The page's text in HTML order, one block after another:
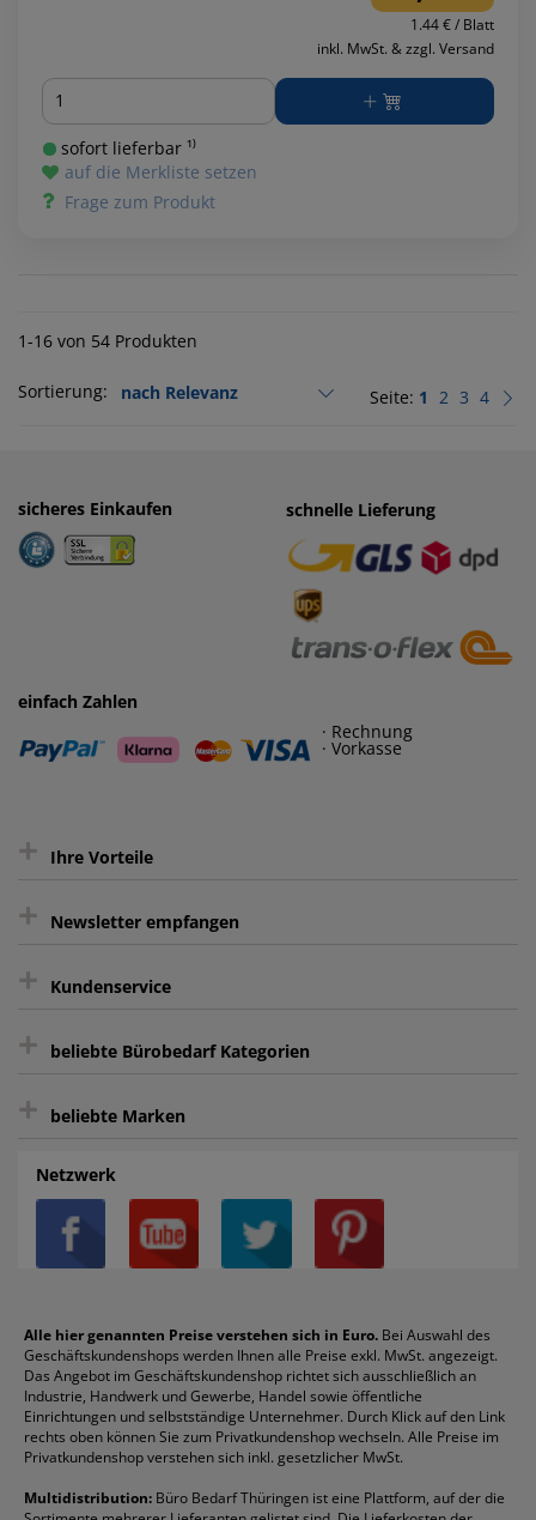
1.44 € / Blatt
inkl. MwSt. & zzgl. Versand
Menge
sofort lieferbar ¹⁾
auf die Merkliste setzen
Frage zum Produkt
1-16 von 54 Produkten
Sortierung: Seite: 1 2 3 4
sicheres Einkaufen einfaches Zahlen
· Rechnung
· Vorkasse
schnelle Lieferung
einfach Zahlen
· Rechnung
· Vorkasse
+ Ihre Vorteile
Kauf auf Rechnung³
intelligentes Kundenkonto
+ Newsletter empfangen
Sie können sich zu jeder Zeit abmelden.
+ Kundenservice
Kontakt
FAQ
AGB
Datenschutz
Privatsphäre-Einstellungen
Über uns
Reklamation / Retouren
Vertrag widerrufen (Privatkunden)
Rabatte & Aktionen
+ beliebte Bürobedarf Kategorien
Aktenvernichter
Batterien
Bleistifte
Blöcke
Boardmarker
Briefumschläge
Druckerpatronen
Etiketten
Fineliner
Folienschreiber
Formulare
Heftstreifen
Kaffee
Klebeband
Klemmmappen
Kopierpapier
Korrekturmittel
Kugelschreiber
Mappen
Ordner
Radiergummis
Schnellhefter
Sichthüllen
Taschenrechner
Textmarker
Tintenroller
Tintenpatronen
Toilettenpapier
Toner
+ beliebte Marken
Alco
Avery/Zweckform
Canon
Durable
DYMO
Edding
Esselte
Faber-Castell
Fellowes
Leitz
Läufer
Melitta
Pentel
Pelikan
Pilot
Pritt
Schneider
Stabilo
Netzwerk
Alle hier genannten Preise verstehen sich in Euro. Bei Auswahl des
Geschäftskundenshops werden Ihnen alle Preise exkl. MwSt. angezeigt.
Das Angebot im Geschäftskundenshop richtet sich ausschließlich an
Industrie, Handwerk und Gewerbe, Handel sowie öffentliche
Einrichtungen und selbstständige Unternehmer. Durch Klick auf den Link
rechts oben können Sie zum Privatkundenshop wechseln. Alle Preise im
Privatkundenshop verstehen sich inkl. gesetzlicher MwSt.
Multidistribution: Büro Bedarf Thüringen ist eine Plattform, auf der die